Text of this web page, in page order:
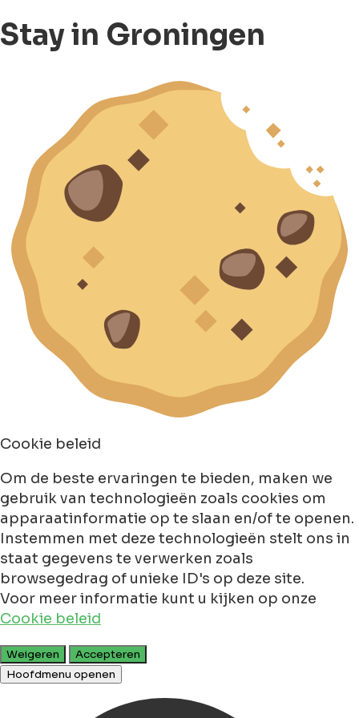
Stay in Groningen
Cookie beleid
Om de beste ervaringen te bieden, maken we
gebruik van technologieën zoals cookies om
apparaatinformatie op te slaan en/of te openen.
Instemmen met deze technologieën stelt ons in
staat gegevens te verwerken zoals
browsegedrag of unieke ID's op deze site.
Voor meer informatie kunt u kijken op onze
Cookie beleid
Weigeren
Accepteren
Hoofdmenu openen